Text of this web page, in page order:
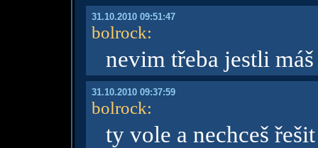
31.10.2010 09:51:47
bolrock:
nevim třeba jestli máš
31.10.2010 09:37:59
bolrock:
ty vole a nechceš